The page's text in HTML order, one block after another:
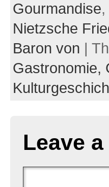
Gourmandise,
Nietzsche
Baron von |
Gastronomie,
Leave